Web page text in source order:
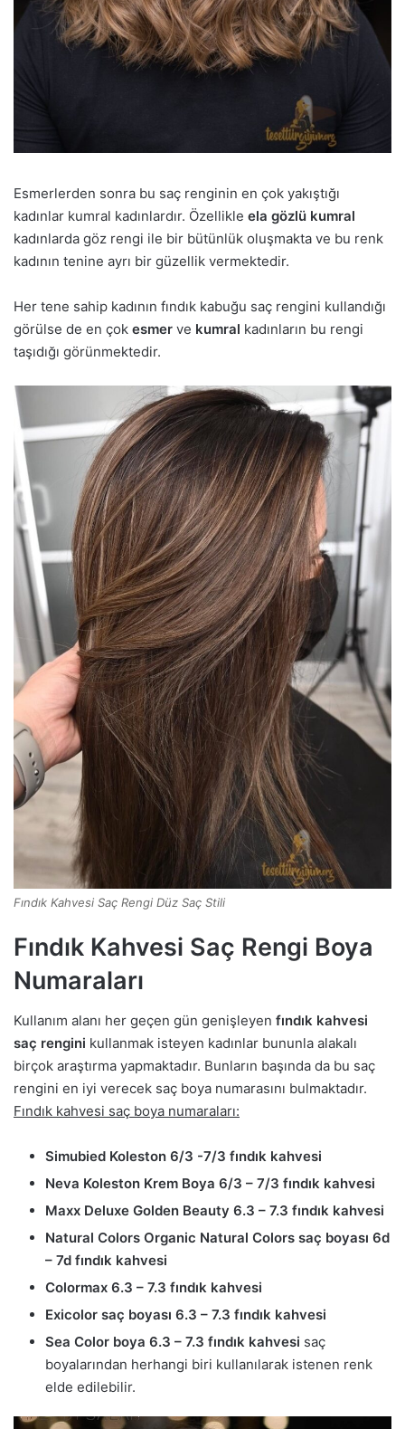
Esmerlerden sonra bu saç renginin en çok yakıştığı
kadınlar kumral kadınlardır. Özellikle ela gözlü kumral
kadınlarda göz rengi ile bir bütünlük oluşmakta ve bu renk
kadının tenine ayrı bir güzellik vermektedir.
Her tene sahip kadının fındık kabuğu saç rengini kullandığı
görülse de en çok esmer ve kumral kadınların bu rengi
taşıdığı görünmektedir.
Fındık Kahvesi Saç Rengi Düz Saç Stili
Fındık Kahvesi Saç Rengi Boya
Numaraları
Kullanım alanı her geçen gün genişleyen fındık kahvesi
saç rengini kullanmak isteyen kadınlar bununla alakalı
birçok araştırma yapmaktadır. Bunların başında da bu saç
rengini en iyi verecek saç boya numarasını bulmaktadır.
Fındık kahvesi saç boya numaraları:
Simubied Koleston 6/3 -7/3 fındık kahvesi
Neva Koleston Krem Boya 6/3 – 7/3 fındık kahvesi
Maxx Deluxe Golden Beauty 6.3 – 7.3 fındık kahvesi
Natural Colors Organic Natural Colors saç boyası 6d
– 7d fındık kahvesi
Colormax 6.3 – 7.3 fındık kahvesi
Exicolor saç boyası 6.3 – 7.3 fındık kahvesi
Sea Color boya 6.3 – 7.3 fındık kahvesi saç
boyalarından herhangi biri kullanılarak istenen renk
elde edilebilir.